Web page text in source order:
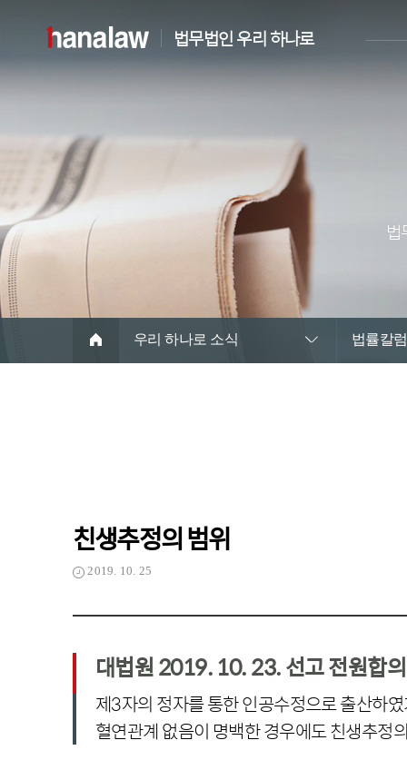
법무법인 우리 하나로
법
우리 하나로 소식 법률칼럼
친생추정의 범위
2019. 10. 25
대법원 2019. 10. 23. 선고 전원합
제3자의 정자를 통한 인공수정으로 출산하
혈연관계 없음이 명백한 경우에도 친생추정